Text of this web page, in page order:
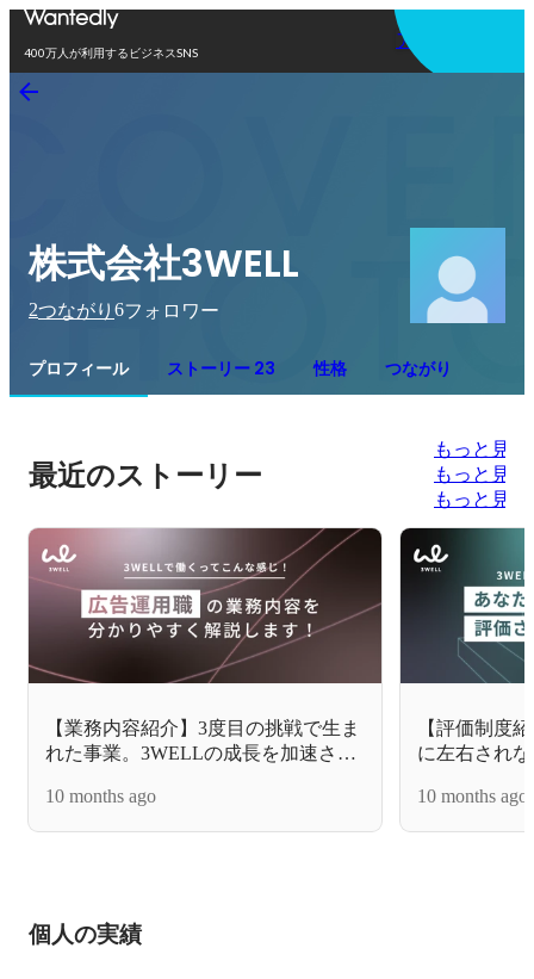
400万人が利用するビジネスSNS
アプリを使う
株式会社3WELL
2つながり 6フォロワー
プロフィール ストーリー 23 性格 つながり
最近のストーリー
もっと見る
もっと見る
もっと見る
【業務内容紹介】3度目の挑戦で生ま
れた事業。3WELLの成長を加速させ
10 months ago
【評価制度
に左右され
3WELLの評
10 months ago
個人の実績